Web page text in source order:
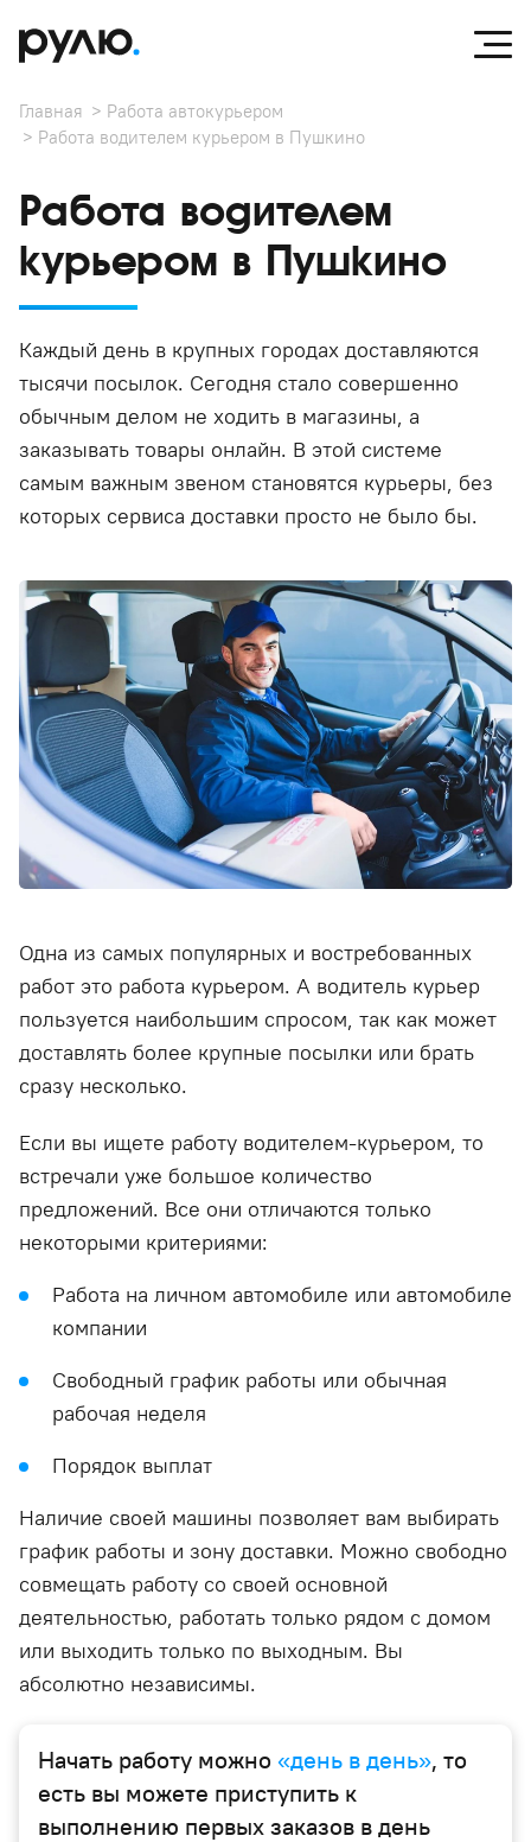
Главная
Работа автокурьером
Работа водителем курьером в Пушкино
Работа водителем
курьером в Пушкино
Каждый день в крупных городах доставляются
тысячи посылок. Сегодня стало совершенно
обычным делом не ходить в магазины, а
заказывать товары онлайн. В этой системе
самым важным звеном становятся курьеры, без
которых сервиса доставки просто не было бы.
Одна из самых популярных и востребованных
работ это работа курьером. А водитель курьер
пользуется наибольшим спросом, так как может
доставлять более крупные посылки или брать
сразу несколько.
Если вы ищете работу водителем-курьером, то
встречали уже большое количество
предложений. Все они отличаются только
некоторыми критериями:
Работа на личном автомобиле или автомобиле
компании
Свободный график работы или обычная
рабочая неделя
Порядок выплат
Наличие своей машины позволяет вам выбирать
график работы и зону доставки. Можно свободно
совмещать работу со своей основной
деятельностью, работать только рядом с домом
или выходить только по выходным. Вы
абсолютно независимы.
Начать работу можно «день в день», то
есть вы можете приступить к
выполнению первых заказов в день